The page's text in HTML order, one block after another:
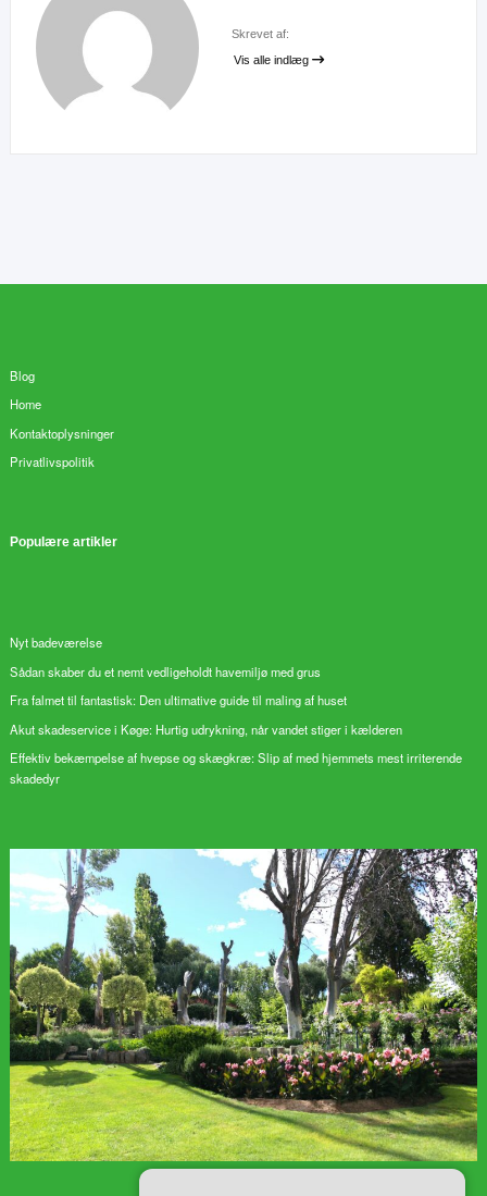
Skrevet af:
Vis alle indlæg
Blog
Home
Kontaktoplysninger
Privatlivspolitik
Populære artikler
Nyt badeværelse
Sådan skaber du et nemt vedligeholdt havemiljø med grus
Fra falmet til fantastisk: Den ultimative guide til maling af huset
Akut skadeservice i Køge: Hurtig udrykning, når vandet stiger i kælderen
Effektiv bekæmpelse af hvepse og skægkræ: Slip af med hjemmets mest irriterende
skadedyr